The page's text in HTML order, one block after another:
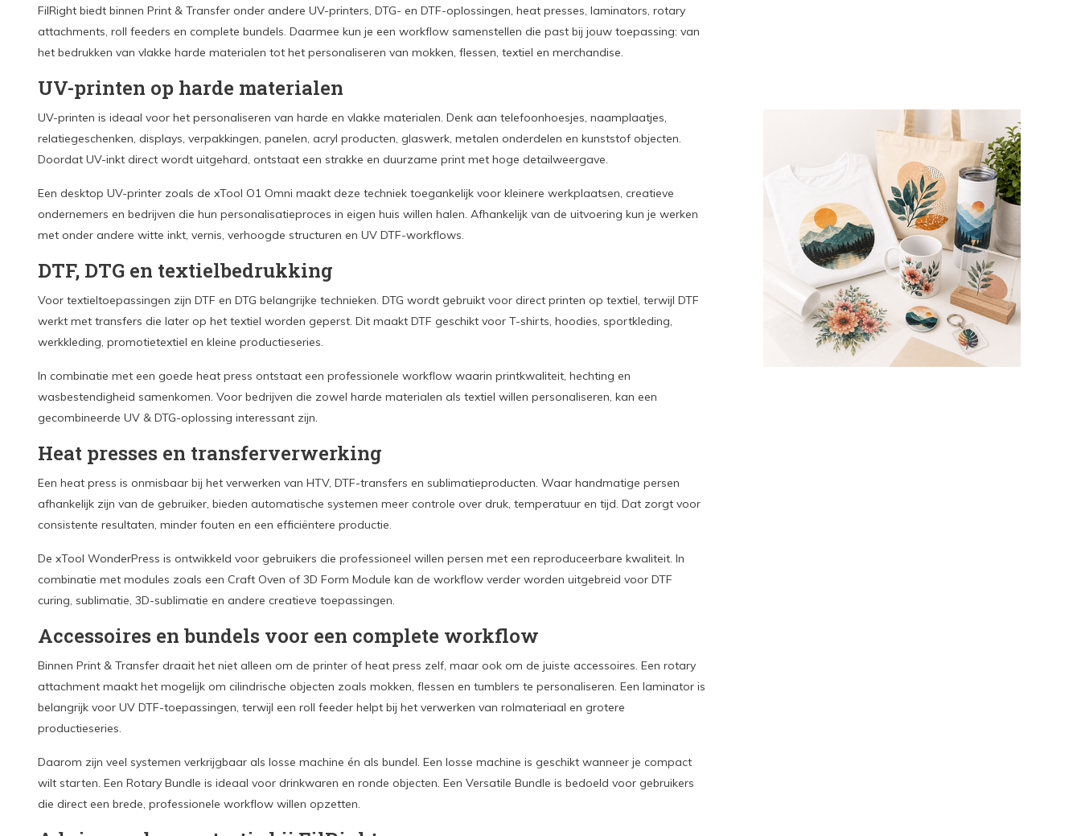
FilRight biedt binnen Print & Transfer onder andere UV-printers, DTG- en DTF-oplossingen, heat presses, laminators, rotary
attachments, roll feeders en complete bundels. Daarmee kun je een workflow samenstellen die past bij jouw toepassing: van
het bedrukken van vlakke harde materialen tot het personaliseren van mokken, flessen, textiel en merchandise.
UV-printen op harde materialen
UV-printen is ideaal voor het personaliseren van harde en vlakke materialen. Denk aan telefoonhoesjes, naamplaatjes,
relatiegeschenken, displays, verpakkingen, panelen, acryl producten, glaswerk, metalen onderdelen en kunststof objecten.
Doordat UV-inkt direct wordt uitgehard, ontstaat een strakke en duurzame print met hoge detailweergave.
Een desktop UV-printer zoals de xTool O1 Omni maakt deze techniek toegankelijk voor kleinere werkplaatsen, creatieve
ondernemers en bedrijven die hun personalisatieproces in eigen huis willen halen. Afhankelijk van de uitvoering kun je werken
met onder andere witte inkt, vernis, verhoogde structuren en UV DTF-workflows.
DTF, DTG en textielbedrukking
Voor textieltoepassingen zijn DTF en DTG belangrijke technieken. DTG wordt gebruikt voor direct printen op textiel, terwijl DTF
werkt met transfers die later op het textiel worden geperst. Dit maakt DTF geschikt voor T-shirts, hoodies, sportkleding,
werkkleding, promotietextiel en kleine productieseries.
In combinatie met een goede heat press ontstaat een professionele workflow waarin printkwaliteit, hechting en
wasbestendigheid samenkomen. Voor bedrijven die zowel harde materialen als textiel willen personaliseren, kan een
gecombineerde UV & DTG-oplossing interessant zijn.
Heat presses en transferverwerking
Een heat press is onmisbaar bij het verwerken van HTV, DTF-transfers en sublimatieproducten. Waar handmatige persen
afhankelijk zijn van de gebruiker, bieden automatische systemen meer controle over druk, temperatuur en tijd. Dat zorgt voor
consistente resultaten, minder fouten en een efficiëntere productie.
De xTool WonderPress is ontwikkeld voor gebruikers die professioneel willen persen met een reproduceerbare kwaliteit. In
combinatie met modules zoals een Craft Oven of 3D Form Module kan de workflow verder worden uitgebreid voor DTF
curing, sublimatie, 3D-sublimatie en andere creatieve toepassingen.
Accessoires en bundels voor een complete workflow
Binnen Print & Transfer draait het niet alleen om de printer of heat press zelf, maar ook om de juiste accessoires. Een rotary
attachment maakt het mogelijk om cilindrische objecten zoals mokken, flessen en tumblers te personaliseren. Een laminator is
belangrijk voor UV DTF-toepassingen, terwijl een roll feeder helpt bij het verwerken van rolmateriaal en grotere
productieseries.
Daarom zijn veel systemen verkrijgbaar als losse machine én als bundel. Een losse machine is geschikt wanneer je compact
wilt starten. Een Rotary Bundle is ideaal voor drinkwaren en ronde objecten. Een Versatile Bundle is bedoeld voor gebruikers
die direct een brede, professionele workflow willen opzetten.